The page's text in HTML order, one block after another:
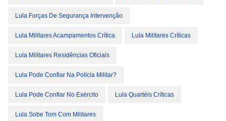
Lula Forças De Segurança Intervenção
Lula Militares Acampamentos Crítica Lula Militares Críticas
Lula Militares Residências Oficiais
Lula Pode Confiar Na Polícia Militar?
Lula Pode Confiar No Exército Lula Quartéis Críticas
Lula Sobe Tom Com Militares